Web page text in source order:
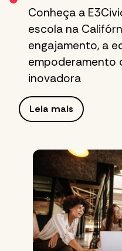
Conheça a
escola na
engajamento, a
empoderamento
inovadora
Leia mais